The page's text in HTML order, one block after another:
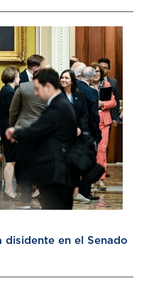
disidente en el Senado